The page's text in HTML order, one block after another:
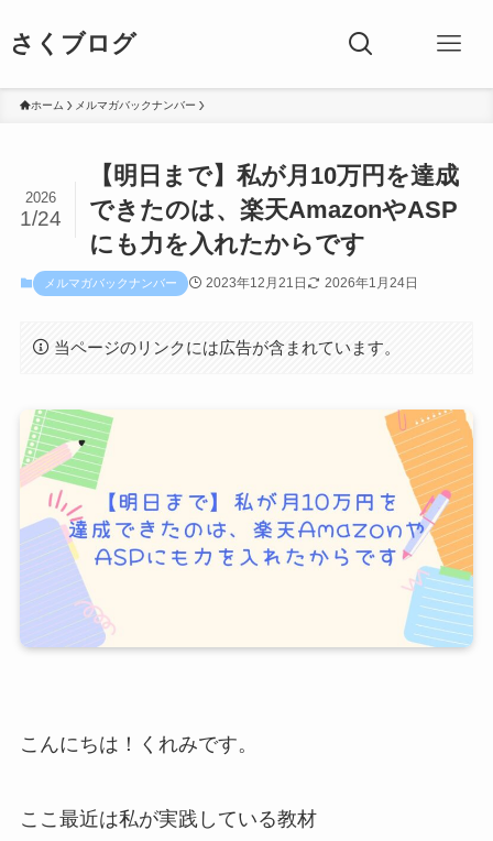
さくブログ
ホーム メルマガバックナンバー
【明日まで】私が月10万円を達成
できたのは、楽天AmazonやASP
にも力を入れたからです
2026
1/24
メルマガバックナンバー 2023年12月21日 2026年1月24日
当ページのリンクには広告が含まれています。
こんにちは！くれみです。
ここ最近は私が実践している教材